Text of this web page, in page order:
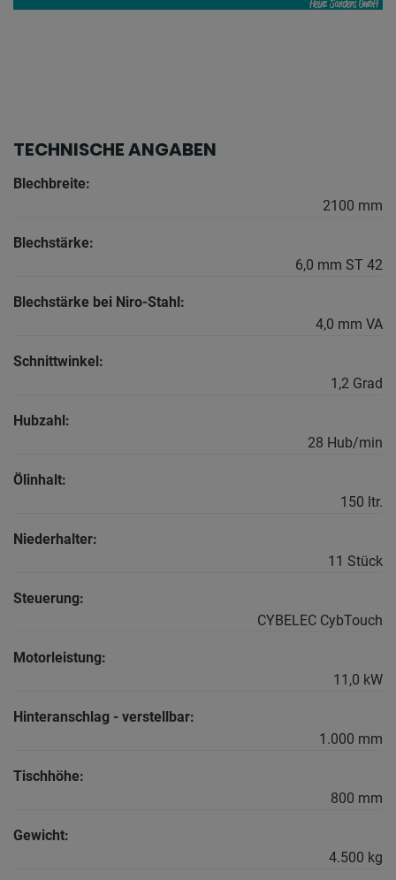
TECHNISCHE ANGABEN
Blechbreite:
2100 mm
Blechstärke:
6,0 mm ST 42
Blechstärke bei Niro-Stahl:
4,0 mm VA
Schnittwinkel:
1,2 Grad
Hubzahl:
28 Hub/min
Ölinhalt:
150 ltr.
Niederhalter:
11 Stück
Steuerung:
CYBELEC CybTouch
Motorleistung:
11,0 kW
Hinteranschlag - verstellbar:
1.000 mm
Tischhöhe:
800 mm
Gewicht:
4.500 kg